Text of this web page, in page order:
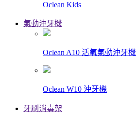
Oclean Kids
氣動沖牙機
Oclean A10 活氧氣動沖牙機
Oclean W10 沖牙機
牙刷消毒架